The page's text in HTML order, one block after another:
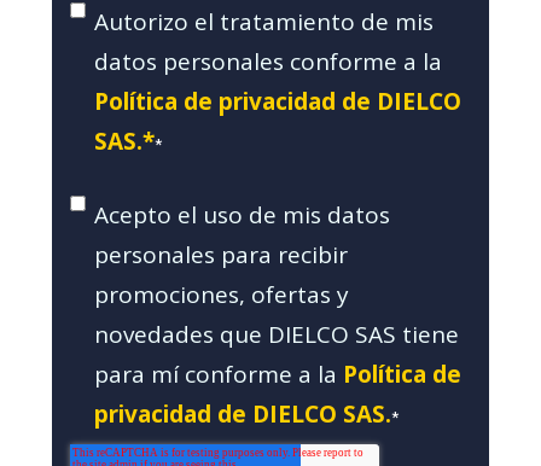
Autorizo el tratamiento de mis
datos personales conforme a la
Política de privacidad de DIELCO
SAS.**
Acepto el uso de mis datos
personales para recibir
promociones, ofertas y
novedades que DIELCO SAS tiene
para mí conforme a la Política de
privacidad de DIELCO SAS.*